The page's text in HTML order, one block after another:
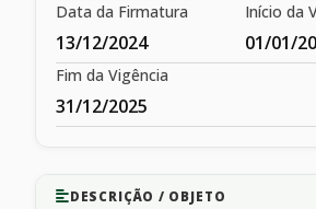
Data da Firmatura
13/12/2024
Início da
01/01/
Fim da Vigência
31/12/2025
DESCRIÇÃO / OBJETO